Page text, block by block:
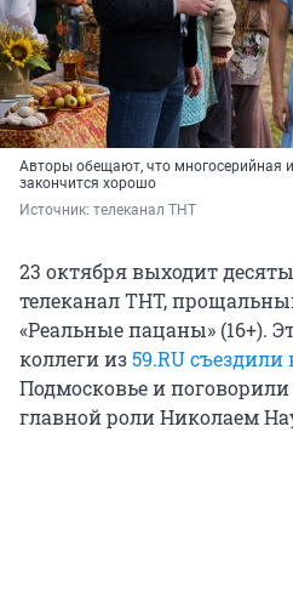
Авторы обещают, что многосерийная
закончится хорошо
Источник: телеканал ТНТ
23 октября выходит
телеканал ТНТ,
«Реальные пацаны» (16+).
коллеги из59.RUсъездили
Подмосковье и
главной роли Николаем